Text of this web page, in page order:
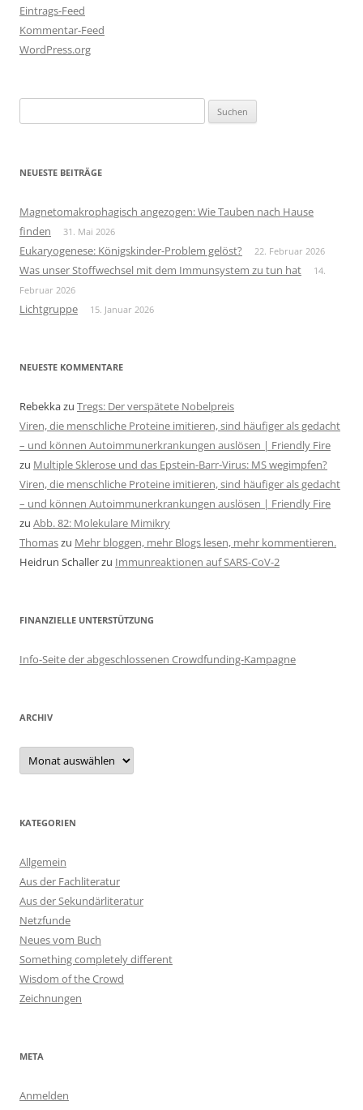
Eintrags-Feed
Kommentar-Feed
WordPress.org
nach:
NEUESTE BEITRÄGE
Magnetomakrophagisch angezogen: Wie Tauben nach Hause
finden
31. Mai 2026
Eukaryogenese: Königskinder-Problem gelöst? 22. Februar 2026
Was unser Stoffwechsel mit dem Immunsystem zu tun hat
14.
Februar 2026
Lichtgruppe 15. Januar 2026
NEUESTE KOMMENTARE
Rebekkazu Tregs: Der verspätete Nobelpreis
Viren, die menschliche Proteine imitieren, sind häufiger als gedacht
– und können Autoimmunerkrankungen auslösen | Friendly Fire
zu Multiple Sklerose und das Epstein-Barr-Virus: MS wegimpfen?
Viren, die menschliche Proteine imitieren, sind häufiger als gedacht
– und können Autoimmunerkrankungen auslösen | Friendly Fire
zu Abb. 82: Molekulare Mimikry
Thomaszu Mehr bloggen, mehr Blogs lesen, mehr kommentieren.
Heidrun Schallerzu Immunreaktionen auf SARS-CoV-2
FINANZIELLE UNTERSTÜTZUNG
Info-Seite der abgeschlossenen Crowdfunding-Kampagne
ARCHIV
Archiv
KATEGORIEN
Allgemein
Aus der Fachliteratur
Aus der Sekundärliteratur
Netzfunde
Neues vom Buch
Something completely different
Wisdom of the Crowd
Zeichnungen
META
Anmelden